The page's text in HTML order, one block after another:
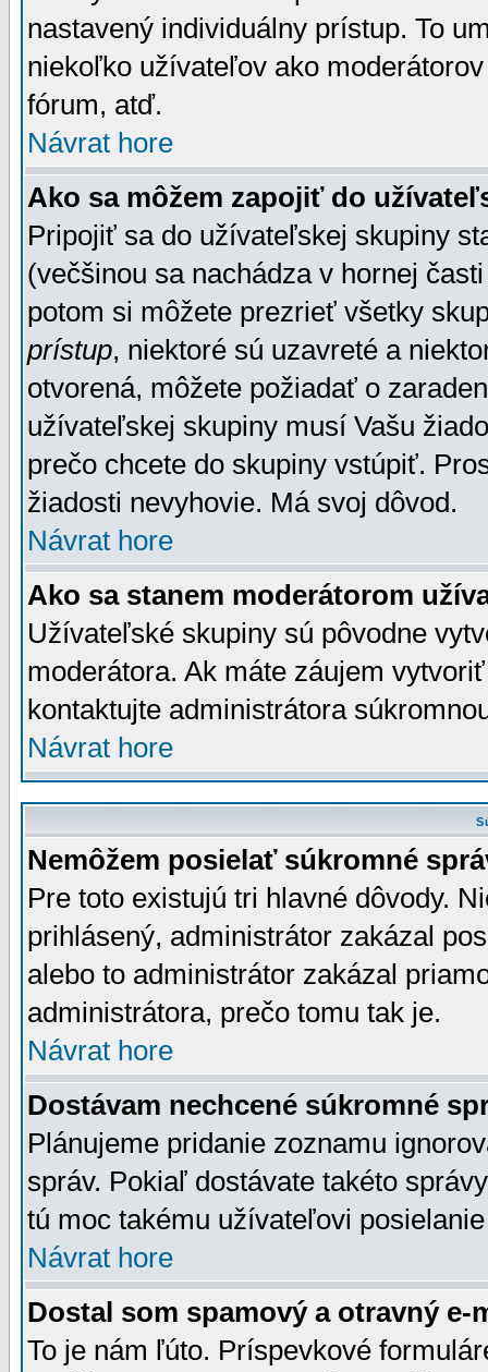
nastavený individuálny prístup. To
niekoľko užívateľov ako
fórum, atď.
Návrat hore
Ako sa môžem zapojiť do
Pripojiť sa do užívateľskej skupiny
(večšinou sa nachádza v hornej
potom si môžete prezrieť všetky
prístup, niektoré sú uzavreté a
otvorená, môžete požiadať o
užívateľskej skupiny musí Vašu
prečo chcete do skupiny vstúpiť.
žiadosti nevyhovie. Má svoj dôvod.
Návrat hore
Ako sa stanem moderátorom
Užívateľské skupiny sú pôvodne
moderátora. Ak máte záujem
kontaktujte administrátora
Návrat hore
Nemôžem posielať súkromné
Pre toto existujú tri hlavné dôvody.
prihlásený, administrátor zakázal
alebo to administrátor zakázal
administrátora, prečo tomu tak je.
Návrat hore
Dostávam nechcené súkromné
Plánujeme pridanie zoznamu
správ. Pokiaľ dostávate takéto
tú moc takému užívateľovi
Návrat hore
Dostal som spamový a otravný e-
To je nám ľúto. Príspevkové